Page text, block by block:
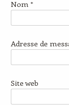
Nom *
Adresse de
Site web